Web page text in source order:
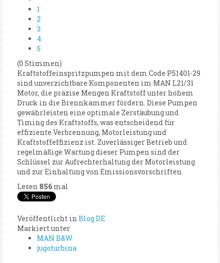
1
2
3
4
5
(0 Stimmen)
Kraftstoffeinspritzpumpen mit dem Code P51401-29
sind unverzichtbare Komponenten im MAN L21/31
Motor, die präzise Mengen Kraftstoff unter hohem
Druck in die Brennkammer fördern. Diese Pumpen
gewährleisten eine optimale Zerstäubung und
Timing des Kraftstoffs, was entscheidend für
effiziente Verbrennung, Motorleistung und
Kraftstoffeffizienz ist. Zuverlässiger Betrieb und
regelmäßige Wartung dieser Pumpen sind der
Schlüssel zur Aufrechterhaltung der Motorleistung
und zur Einhaltung von Emissionsvorschriften.
Lesen 856 mal
Veröffentlicht in Blog DE
Markiert unter
MAN B&W
jugoturbina